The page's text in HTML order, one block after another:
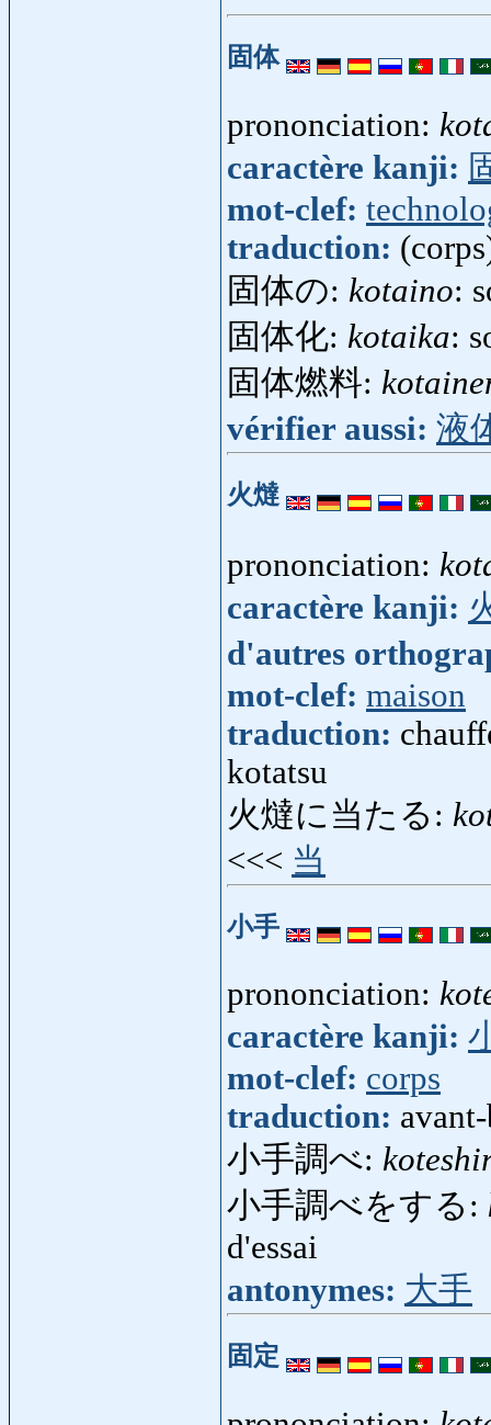
固体
prononciation:
caractère kanji:
mot-clef:
traduction:
固体の: kotaino:
固体化: kotaika:
固体燃料:
vérifier aussi: 液
火燵
prononciation:
caractère kanji:
d'autres
mot-clef: maison
traduction:
kotatsu
火燵に当たる:
<<< 当
小手
prononciation:
caractère kanji:
mot-clef: corps
traduction:
小手調べ:
小手調べをする:
d'essai
antonymes: 大手
固定